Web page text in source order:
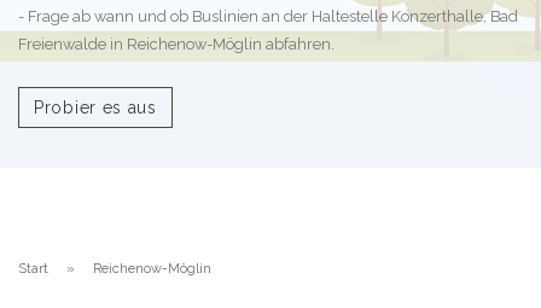
- Frage ab wann und ob Buslinien an der Haltestelle Konzerthalle, Bad
Freienwalde in Reichenow-Möglin abfahren.
Probier es aus
Start Reichenow-Möglin